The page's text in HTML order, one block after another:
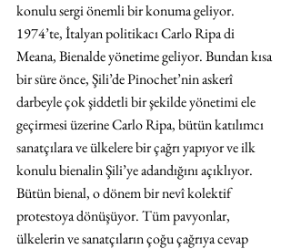
konulu sergi önemli bir konuma geliyor.
1974’te, İtalyan politikacı Carlo Ripa di
Meana, Bienalde yönetime geliyor. Bundan kısa
bir süre önce, Şili’de Pinochet’nin askerî
darbeyle çok şiddetli bir şekilde yönetimi ele
geçirmesi üzerine Carlo Ripa, bütün katılımcı
sanatçılara ve ülkelere bir çağrı yapıyor ve ilk
konulu bienalin Şili’ye adandığını açıklıyor.
Bütün bienal, o dönem bir nevî kolektif
protestoya dönüşüyor. Tüm pavyonlar,
ülkelerin ve sanatçıların çoğu çağrıya cevap